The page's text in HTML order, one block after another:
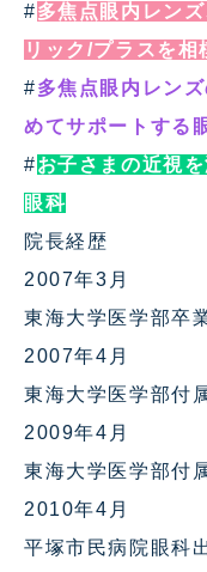
#多焦点眼内レン
リック/プラスを
#多焦点眼内レン
めてサポートする
#お子さまの近視
眼科
院長経歴
2007年3月
東海大学医学部卒
2007年4月
東海大学医学部付
2009年4月
東海大学医学部付
2010年4月
平塚市民病院眼科